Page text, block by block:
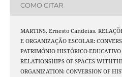
COMO CITAR
MARTINS, Ernesto Candeias.
E ORGANIZAÇÃO ESCOLAR:
PATRIMÓNIO HISTÓRICO-
RELATIONSHIPS OF SPACES
ORGANIZATION: CONVERSION OF